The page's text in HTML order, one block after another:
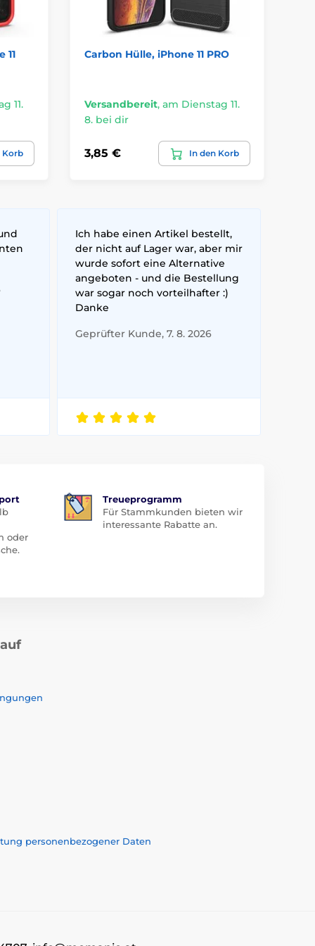
11
11.
Korb
Carbon Hülle, iPhone 11 PRO
Versandbereit, am Dienstag 11.
8. bei dir
3,85 € In den Korb
Ich habe einen Artikel bestellt,
der nicht auf Lager war, aber mir
wurde sofort eine Alternative
angeboten - und die Bestellung
war sogar noch vorteilhafter :)
Danke
Geprüfter Kunde, 7. 8. 2026
oder
Treueprogramm
Für Stammkunden bieten wir
interessante Rabatte an.
personenbezogener Daten